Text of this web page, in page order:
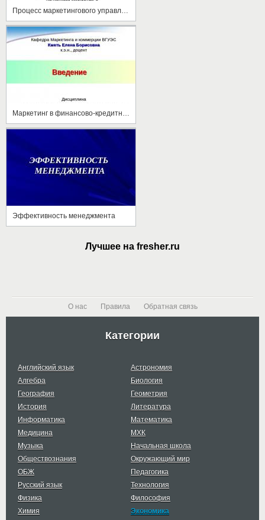
Эффективность менеджмента
Лучшее на fresher.ru
О нас Правила Обратная связь
Категории
Английский язык
Астрономия
Алгебра
Биология
География
Геометрия
История
Литература
Информатика
Математика
Медицина
МХК
Музыка
Начальная школа
Обществознания
Окружающий мир
ОБЖ
Педагогика
Русский язык
Технология
Физика
Философия
Химия
Экономика